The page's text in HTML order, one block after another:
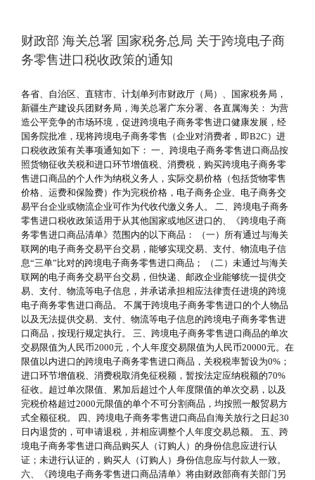
财政部 海关总署 国家税务总局 关于跨境电子商
务零售进口税收政策的通知
各省、自治区、直辖市、计划单列市财政厅（局）、国家税务局，
新疆生产建设兵团财务局，海关总署广东分署、各直属海关： 为营
造公平竞争的市场环境，促进跨境电子商务零售进口健康发展，经
国务院批准，现将跨境电子商务零售（企业对消费者，即B2C）进
口税收政策有关事项通知如下： 一、跨境电子商务零售进口商品按
照货物征收关税和进口环节增值税、消费税，购买跨境电子商务零
售进口商品的个人作为纳税义务人，实际交易价格（包括货物零售
价格、运费和保险费）作为完税价格，电子商务企业、电子商务交
易平台企业或物流企业可作为代收代缴义务人。 二、跨境电子商务
零售进口税收政策适用于从其他国家或地区进口的、《跨境电子商
务零售进口商品清单》范围内的以下商品： （一）所有通过与海关
联网的电子商务交易平台交易，能够实现交易、支付、物流电子信
息“三单”比对的跨境电子商务零售进口商品； （二）未通过与海关
联网的电子商务交易平台交易，但快递、邮政企业能够统一提供交
易、支付、物流等电子信息，并承诺承担相应法律责任进境的跨境
电子商务零售进口商品。 不属于跨境电子商务零售进口的个人物品
以及无法提供交易、支付、物流等电子信息的跨境电子商务零售进
口商品，按现行规定执行。 三、跨境电子商务零售进口商品的单次
交易限值为人民币2000元，个人年度交易限值为人民币20000元。在
限值以内进口的跨境电子商务零售进口商品，关税税率暂设为0%；
进口环节增值税、消费税取消免征税额，暂按法定应纳税额的70%
征收。超过单次限值、累加后超过个人年度限值的单次交易，以及
完税价格超过2000元限值的单个不可分割商品，均按照一般贸易方
式全额征税。 四、跨境电子商务零售进口商品自海关放行之日起30
日内退货的，可申请退税，并相应调整个人年度交易总额。 五、跨
境电子商务零售进口商品购买人（订购人）的身份信息应进行认
证；未进行认证的，购买人（订购人）身份信息应与付款人一致。
六、《跨境电子商务零售进口商品清单》将由财政部商有关部门另